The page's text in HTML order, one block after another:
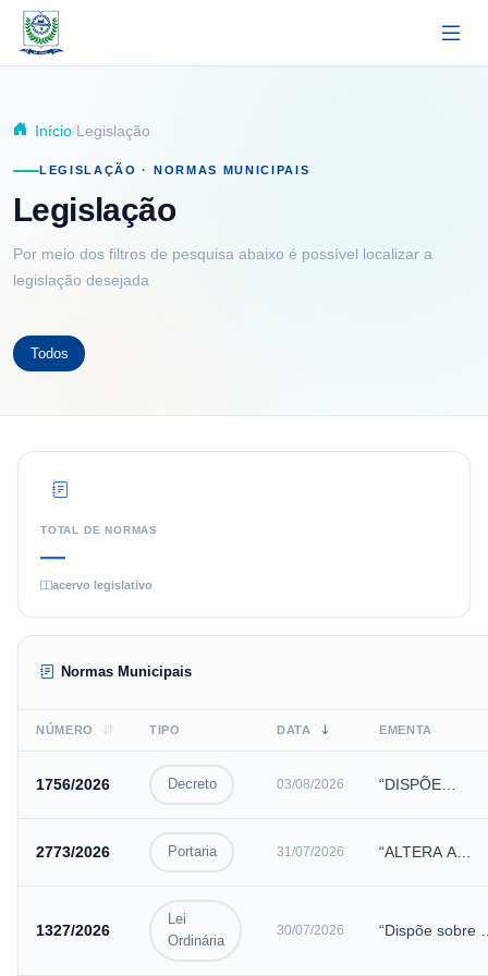
Pular para o conteúdo principal
Início Legislação
LEGISLAÇÃO · NORMAS MUNICIPAIS
Legislação
Por meio dos filtros de pesquisa abaixo é possível localizar a
legislação desejada
Todos
TOTAL DE NORMAS
—
acervo legislativo
Normas Municipais
NÚMERO TIPO DATA EMENTA
1756/2026 Decreto 03/08/2026
“DISPÕE
DA PLENÁRIA
2773/2026 Portaria 31/07/2026
“ALTERA A
AGOSTO DE
1327/2026
Lei
Ordinária
30/07/2026
“Dispõe sobre o